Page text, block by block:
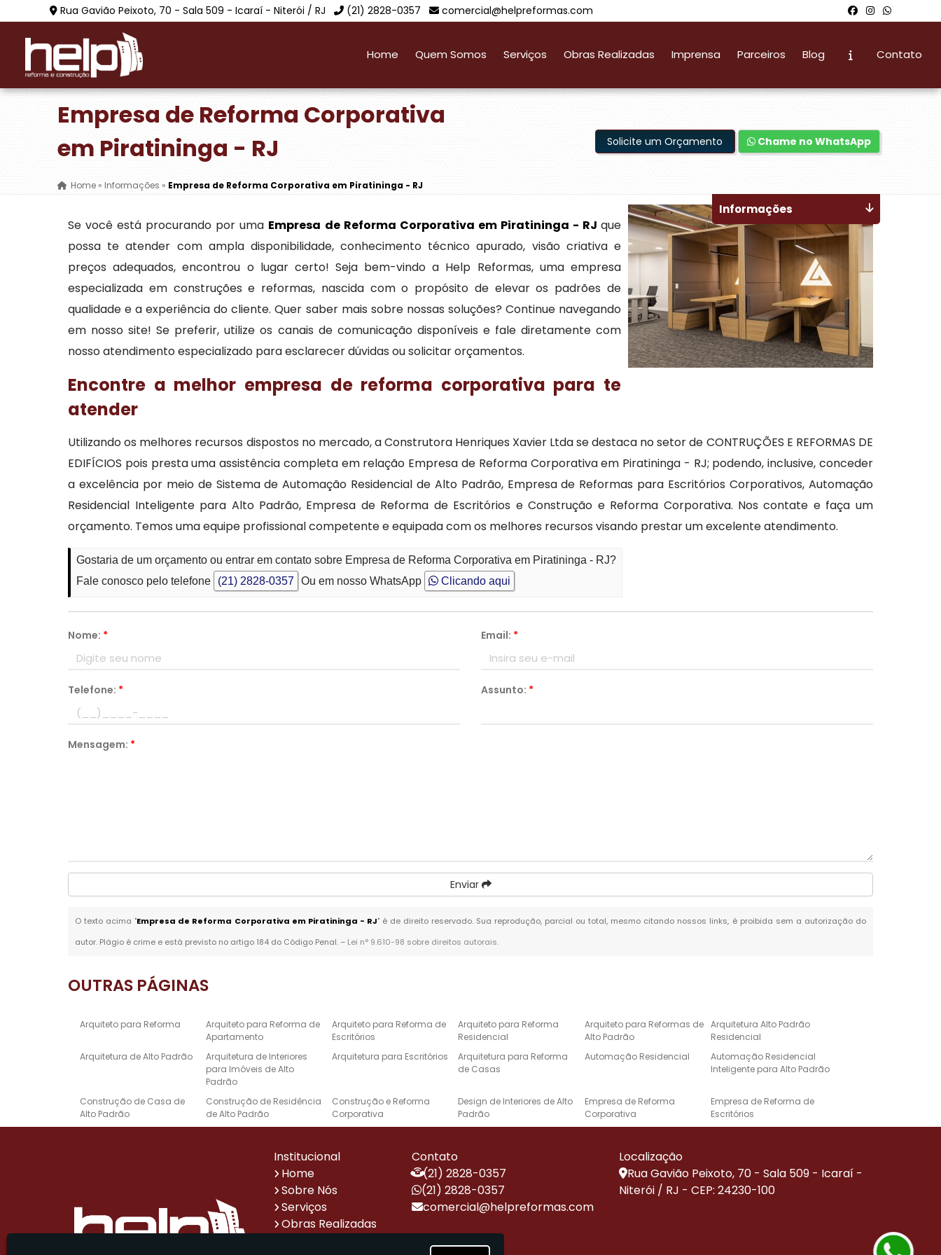
Rua Gavião Peixoto, 70 - Sala 509 - Icaraí - Niterói / RJ (21) 2828-0357 comercial@helpreformas.com
Home Quem Somos Serviços Obras Realizadas Imprensa Parceiros Blog Contato
Empresa de Reforma Corporativa
em Piratininga - RJ
Home »Informações » Empresa de Reforma Corporativa em Piratininga - RJ
Solicite um Orçamento Chame no WhatsApp
Se você está procurando por uma Empresa de Reforma Corporativa em Piratininga - RJ que
possa te atender com ampla disponibilidade, conhecimento técnico apurado, visão criativa e
preços adequados, encontrou o lugar certo! Seja bem-vindo a Help Reformas, uma empresa
especializada em construções e reformas, nascida com o propósito de elevar os padrões de
qualidade e a experiência do cliente. Quer saber mais sobre nossas soluções? Continue navegando
em nosso site! Se preferir, utilize os canais de comunicação disponíveis e fale diretamente com
nosso atendimento especializado para esclarecer dúvidas ou solicitar orçamentos.
Encontre a melhor empresa de reforma corporativa para te
atender
Utilizando os melhores recursos dispostos no mercado, a Construtora Henriques Xavier Ltda se destaca no setor de CONTRUÇÕES E REFORMAS DE
EDIFÍCIOS pois presta uma assistência completa em relação Empresa de Reforma Corporativa em Piratininga - RJ; podendo, inclusive, conceder
a excelência por meio de Sistema de Automação Residencial de Alto Padrão, Empresa de Reformas para Escritórios Corporativos, Automação
Residencial Inteligente para Alto Padrão, Empresa de Reforma de Escritórios e Construção e Reforma Corporativa. Nos contate e faça um
orçamento. Temos uma equipe profissional competente e equipada com os melhores recursos visando prestar um excelente atendimento.
Gostaria de um orçamento ou entrar em contato sobre Empresa de Reforma Corporativa em Piratininga - RJ?
Fale conosco pelo telefone
(21) 2828-0357 Ou em nosso WhatsApp Clicando aqui
Nome: * Email: *
Telefone: * Assunto: *
Mensagem: *
Enviar
O texto acima "Empresa de Reforma Corporativa em Piratininga - RJ" é de direito reservado. Sua reprodução, parcial ou total, mesmo citando nossos links, é proibida sem a autorização do
autor. Plágio é crime e está previsto no artigo 184 do Código Penal. – Lei n° 9.610-98 sobre direitos autorais.
Informações
OUTRAS PÁGINAS
Arquiteto para Reforma
Arquiteto para Reforma de
Apartamento
Arquiteto para Reforma de
Escritórios
Arquiteto para Reforma
Residencial
Arquiteto para Reformas de
Alto Padrão
Arquitetura Alto Padrão
Residencial
Arquitetura de Alto Padrão
Arquitetura de Interiores
para Imóveis de Alto
Padrão
Arquitetura para Escritórios
Arquitetura para Reforma
de Casas
Automação Residencial
Automação Residencial
Inteligente para Alto Padrão
Construção de Casa de
Alto Padrão
Construção de Residência
de Alto Padrão
Construção e Reforma
Corporativa
Design de Interiores de Alto
Padrão
Empresa de Reforma
Corporativa
Empresa de Reforma de
Escritórios
Casas de Alto Padrão
Projetos de Arquitetura de
Residencial
Reforma Corporativa
Padrão
Reforma de Escritório
Reforma de Escritório
Reforma e Construção de
Alto Padrão
Reformas Residenciais de
Alto Padrão
Serviço de Automação
Sistema de Automação
Empresa de Reformas para
Obras Corporativas e
Reformas de Escritórios
Corporativas
Institucional
Home
Sobre Nós
Serviços
Obras Realizadas
Contato
(21) 2828-0357
(21) 2828-0357
comercial@helpreformas.com
Localização
Rua Gavião Peixoto, 70 - Sala 509 - Icaraí -
Niterói / RJ - CEP: 24230-100